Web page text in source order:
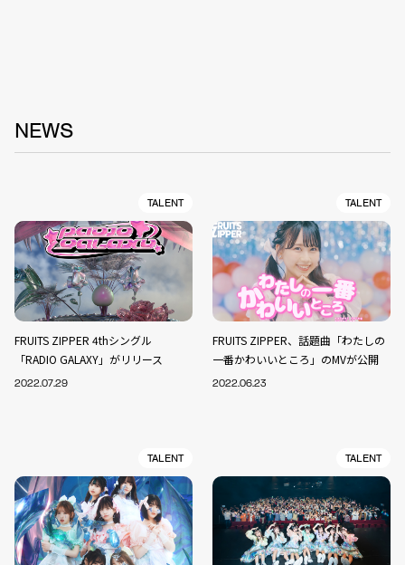
NEWS
TALENT
FRUITS ZIPPER 4thシングル
「RADIO GALAXY」がリリース
2022.07.29
TALENT
FRUITS ZIPPER、話題曲「わたしの
一番かわいいところ」のMVが公開
2022.06.23
TALENT TALENT